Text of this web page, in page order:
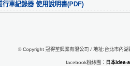
行車紀錄器 使用說明書(PDF)
© Copyright 冠得笙興業有限公司 / 地址:台北市內
facebook粉絲團： 日本idea-